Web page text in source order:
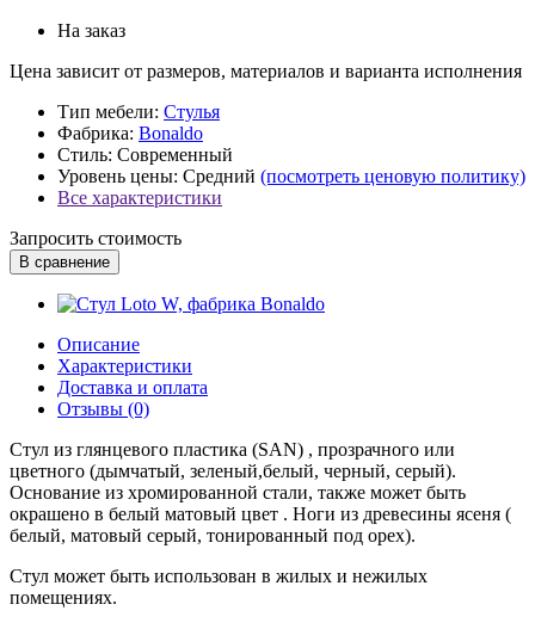
На заказ
Цена зависит от размеров, материалов и варианта исполнения
Тип мебели: Стулья
Фабрика: Bonaldo
Стиль: Современный
Уровень цены: Средний (посмотреть ценовую политику)
Все характеристики
Запросить стоимость
В сравнение
Описание
Характеристики
Доставка и оплата
Отзывы (0)
Стул из глянцевого пластика (SAN) , прозрачного или
цветного (дымчатый, зеленый,белый, черный, серый).
Основание из хромированной стали, также может быть
окрашено в белый матовый цвет . Ноги из древесины ясеня (
белый, матовый серый, тонированный под орех).
Стул может быть использован в жилых и нежилых
помещениях.